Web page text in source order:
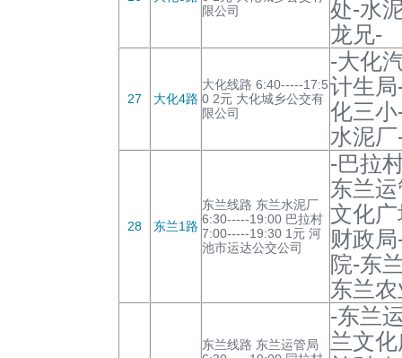
限公司
处-水
龙兄-
27 大化4路
大化线路 6:40-----17:5
0 2元 大化城乡公交有
限公司
-大化
计生
化三
水泥厂
28 东兰1路
东兰线路 东兰水泥厂
6:30-----19:00 巴拉村
7:00-----19:30 1元 河
池市运达公交公司
-巴拉
东兰
文化
财政
院-东
东兰
东兰线路 东兰运管局
-东兰
兰文